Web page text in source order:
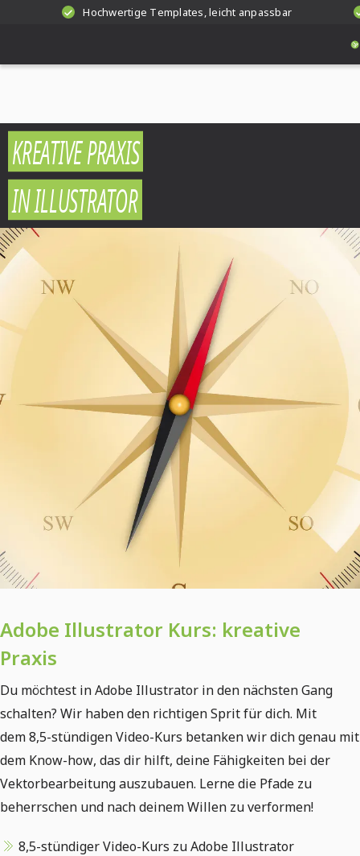
Hochwertige Templates, leicht anpassbar
KREATIVE PRAXIS
IN ILLUSTRATOR
Adobe Illustrator Kurs: kreative
Praxis
Du möchtest in Adobe Illustrator in den nächsten Gang
schalten? Wir haben den richtigen Sprit für dich. Mit
dem 8,5-stündigen Video-Kurs betanken wir dich genau mit
dem Know-how, das dir hilft, deine Fähigkeiten bei der
Vektorbearbeitung auszubauen. Lerne die Pfade zu
beherrschen und nach deinem Willen zu verformen!
8,5-stündiger Video-Kurs zu Adobe Illustrator